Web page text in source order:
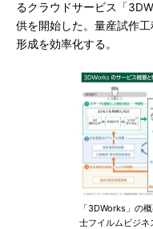
るクラウドサービス「
供を開始した。量産試作
形成を効率化する。
「3DWorks」の
士フイルムビジネ